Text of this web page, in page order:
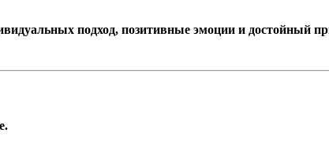
подход, позитивные эмоции и достойный